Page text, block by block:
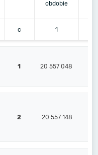
obdobie
c 1
1 20 557 048
2 20 557 148